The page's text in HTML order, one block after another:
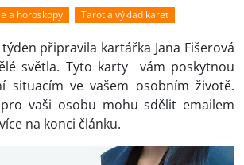
a horoskopy Tarot a výklad karet
připravila kartářka Jana Fišerová
světla. Tyto karty vám poskytnou
situacím ve vašem osobním životě.
vaši osobu mohu sdělit emailem
na konci článku.